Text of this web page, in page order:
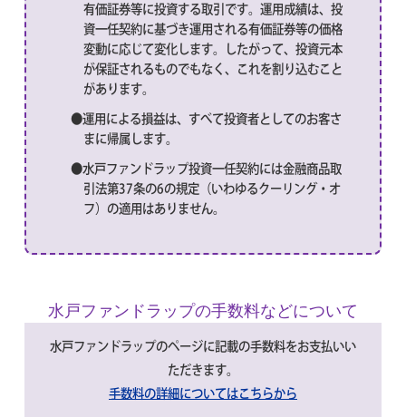
有価証券等に投資する取引です。運用成績は、投
資一任契約に基づき運用される有価証券等の価格
変動に応じて変化します。したがって、投資元本
が保証されるものでもなく、これを割り込むこと
があります。
●運用による損益は、すべて投資者としてのお客さ
まに帰属します。
●水戸ファンドラップ投資一任契約には金融商品取
引法第37条の6の規定（いわゆるクーリング・オ
フ）の適用はありません。
水戸ファンドラップの手数料などについて
水戸ファンドラップのページに記載の手数料をお支払いい
ただきます。
手数料の詳細についてはこちらから